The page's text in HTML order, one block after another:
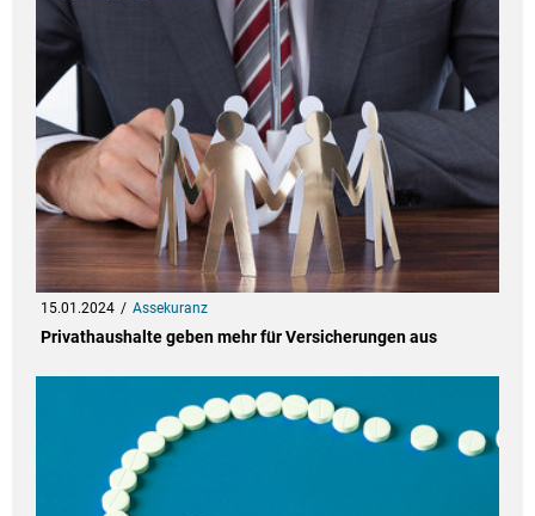
15.01.2024 Assekuranz
Privathaushalte geben mehr für Versicherungen aus